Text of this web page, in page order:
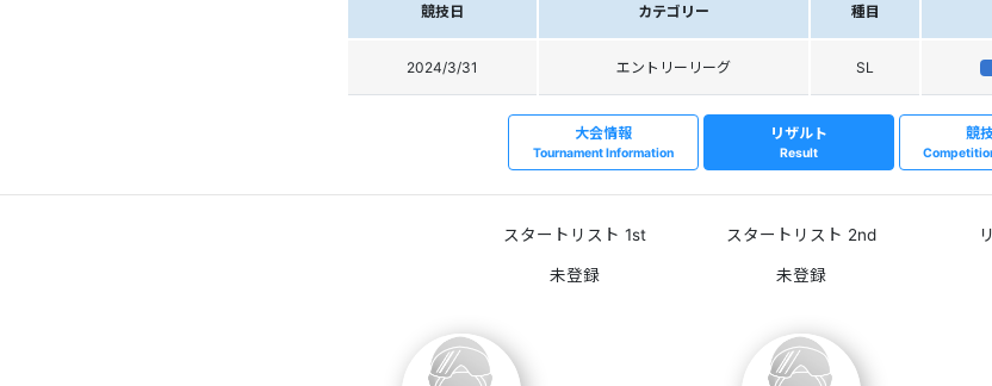
競技日 カテゴリー 種目
2024/3/31 エントリーリーグ SL
大会情報
Tournament Information
リザルト
Result
競
スタートリスト 1st スタートリスト 2nd